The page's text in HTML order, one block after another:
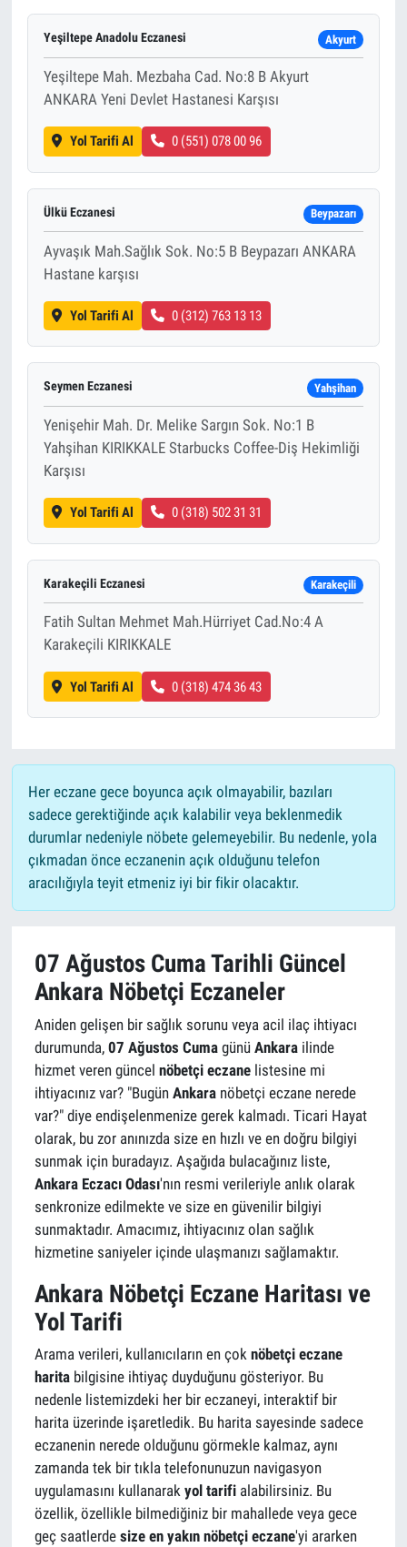
Yeşiltepe Anadolu Eczanesi Akyurt
Yeşiltepe Mah. Mezbaha Cad. No:8 B Akyurt
ANKARA Yeni Devlet Hastanesi Karşısı
Yol Tarifi Al 0 (551) 078 00 96
Ülkü Eczanesi Beypazarı
Ayvaşık Mah.Sağlık Sok. No:5 B Beypazarı ANKARA
Hastane karşısı
Yol Tarifi Al 0 (312) 763 13 13
Seymen Eczanesi Yahşihan
Yenişehir Mah. Dr. Melike Sargın Sok. No:1 B
Yahşihan KIRIKKALE Starbucks Coffee-Diş Hekimliği
Karşısı
Yol Tarifi Al 0 (318) 502 31 31
Karakeçili Eczanesi Karakeçili
Fatih Sultan Mehmet Mah.Hürriyet Cad.No:4 A
Karakeçili KIRIKKALE
Yol Tarifi Al 0 (318) 474 36 43
Her eczane gece boyunca açık olmayabilir, bazıları
sadece gerektiğinde açık kalabilir veya beklenmedik
durumlar nedeniyle nöbete gelemeyebilir. Bu nedenle, yola
çıkmadan önce eczanenin açık olduğunu telefon
aracılığıyla teyit etmeniz iyi bir fikir olacaktır.
07 Ağustos Cuma Tarihli Güncel
Ankara Nöbetçi Eczaneler
Aniden gelişen bir sağlık sorunu veya acil ilaç ihtiyacı
durumunda,07 Ağustos Cuma günüAnkara ilinde
hizmet veren güncelnöbetçi eczane listesine mi
ihtiyacınız var? "BugünAnkara nöbetçi eczane nerede
var?" diye endişelenmenize gerek kalmadı. Ticari Hayat
olarak, bu zor anınızda size en hızlı ve en doğru bilgiyi
sunmak için buradayız. Aşağıda bulacağınız liste,
Ankara Eczacı Odası'nın resmi verileriyle anlık olarak
senkronize edilmekte ve size en güvenilir bilgiyi
sunmaktadır. Amacımız, ihtiyacınız olan sağlık
hizmetine saniyeler içinde ulaşmanızı sağlamaktır.
Ankara Nöbetçi Eczane Haritası ve
Yol Tarifi
Arama verileri, kullanıcıların en çoknöbetçi eczane
harita bilgisine ihtiyaç duyduğunu gösteriyor. Bu
nedenle listemizdeki her bir eczaneyi, interaktif bir
harita üzerinde işaretledik. Bu harita sayesinde sadece
eczanenin nerede olduğunu görmekle kalmaz, aynı
zamanda tek bir tıkla telefonunuzun navigasyon
uygulamasını kullanarakyol tarifi alabilirsiniz. Bu
özellik, özellikle bilmediğiniz bir mahallede veya gece
geç saatlerdesize en yakın nöbetçi eczane'yi ararken